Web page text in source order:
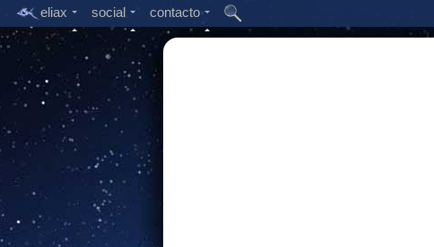
eliax social contacto